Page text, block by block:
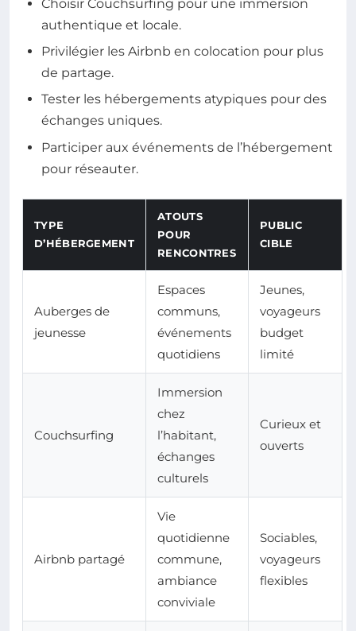
Choisir Couchsurfing pour une immersion
authentique et locale.
Privilégier les Airbnb en colocation pour plus
de partage.
Tester les hébergements atypiques pour des
échanges uniques.
Participer aux événements de l’hébergement
pour réseauter.
TYPE
D’HÉBERGEMENT
ATOUTS
POUR
RENCONTRES
PUBLIC
CIBLE
Auberges de
jeunesse
Espaces
communs,
événements
quotidiens
Jeunes,
voyageurs
budget
limité
Couchsurfing
Immersion
chez
l’habitant,
échanges
culturels
Curieux et
ouverts
Airbnb partagé
Vie
quotidienne
commune,
ambiance
conviviale
Sociables,
voyageurs
flexibles